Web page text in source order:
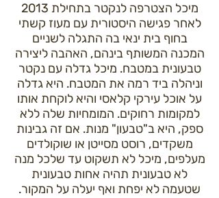
מיכל הצטרפה לנקטר בתחילת 2013
לאחר פגישה היסטורית עם מעוז קשתי
בחוף בית ינאי בה התגלה לשניים
המכנה המשותף בינהם, האהבה ליצירה
טבעונית במטבח. מיכל גדלה עם נקטר
וניהלה ביד רמה את המטבח. היא גדלה
על אוכל עירקי קלאסי והיא לוקחת אותו
למקומות רחוקים. המומחיות שלה ללא
ספק, היא ב"טבעון" מנות. אם זה גבינות
משקדים, רוסט מסייטן או שוקולדים
מעלפים, מיכל לא תשקוט עד שלכל מנה
לא טבעונית תהיה אחות טבעונית
שטעמה לא יפחת ואף יעלה על המקור.